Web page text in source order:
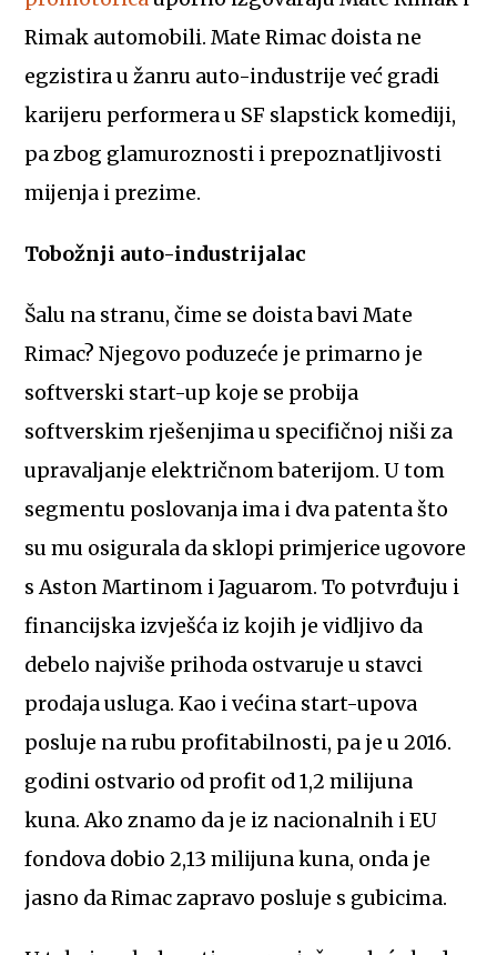
Rimak automobili. Mate Rimac doista ne
egzistira u žanru auto-industrije već gradi
karijeru performera u SF slapstick komediji,
pa zbog glamuroznosti i prepoznatljivosti
mijenja i prezime.
Tobožnji auto-industrijalac
Šalu na stranu, čime se doista bavi Mate
Rimac? Njegovo poduzeće je primarno je
softverski start-up koje se probija
softverskim rješenjima u specifičnoj niši za
upravaljanje električnom baterijom. U tom
segmentu poslovanja ima i dva patenta što
su mu osigurala da sklopi primjerice ugovore
s Aston Martinom i Jaguarom. To potvrđuju i
financijska izvješća iz kojih je vidljivo da
debelo najviše prihoda ostvaruje u stavci
prodaja usluga. Kao i većina start-upova
posluje na rubu profitabilnosti, pa je u 2016.
godini ostvario od profit od 1,2 milijuna
kuna. Ako znamo da je iz nacionalnih i EU
fondova dobio 2,13 milijuna kuna, onda je
jasno da Rimac zapravo posluje s gubicima.